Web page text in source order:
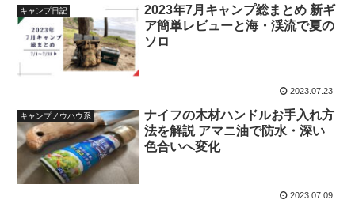
キャンプ日記
2023年7月キャンプ総まとめ 新ギ
ア簡単レビューと海・渓流で夏の
ソロ
2023.07.23
キャンプノウハウ系
ナイフの木材ハンドルお手入れ方
法を解説 アマニ油で防水・深い
色合いへ変化
2023.07.09